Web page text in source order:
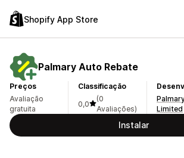
Shopify App Store
Palmary Auto Rebate
Preços
Avaliação
gratuita
Classificação
0,0
(0
Avaliações)
Limited
Instalar